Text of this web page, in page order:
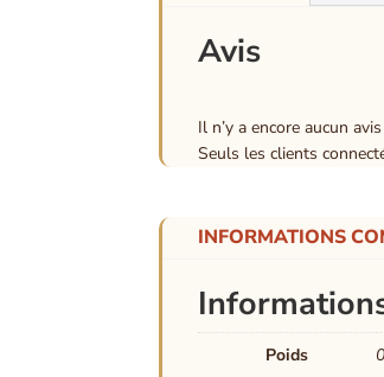
Avis
Il n’y a encore aucun avis
Seuls les clients
INFORMATIONS
Poids